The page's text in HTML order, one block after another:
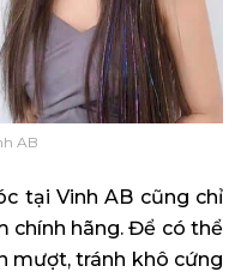
AB
tại Vinh AB cũng chỉ
chính hãng. Để có thể
mượt, tránh khô cứng